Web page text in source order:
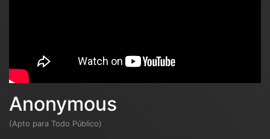
Anonymous
(Apto para Todo Público)